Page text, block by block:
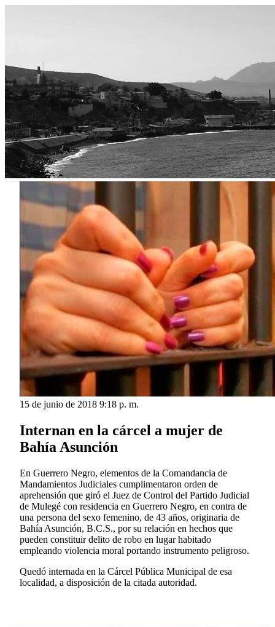
15 de junio de 2018 9:18 p. m.
Internan en la cárcel a mujer de
Bahía Asunción
En Guerrero Negro, elementos de la Comandancia de
Mandamientos Judiciales cumplimentaron orden de
aprehensión que giró el Juez de Control del Partido Judicial
de Mulegé con residencia en Guerrero Negro, en contra de
una persona del sexo femenino, de 43 años, originaria de
Bahía Asunción, B.C.S., por su relación en hechos que
pueden constituir delito de robo en lugar habitado
empleando violencia moral portando instrumento peligroso.
Quedó internada en la Cárcel Pública Municipal de esa
localidad, a disposición de la citada autoridad.